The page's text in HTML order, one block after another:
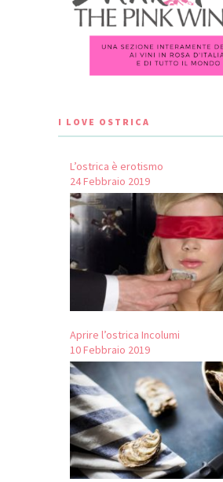
I LOVE OSTRICA
L’ostrica è erotismo
24 Febbraio 2019
Aprire l’ostrica Incolumi
10 Febbraio 2019